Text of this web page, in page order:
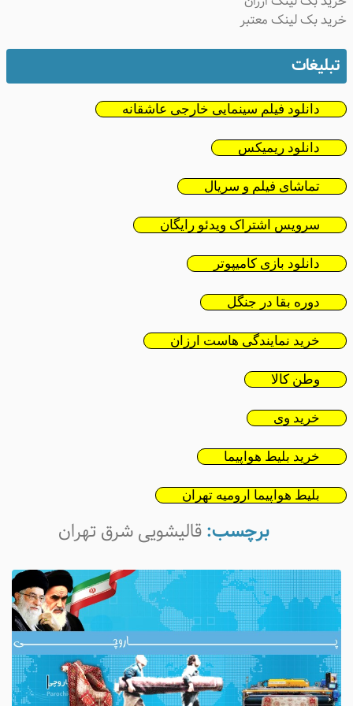
بک لینک معتبر
تبلیغات
دانلود فیلم سینمایی خارجی عاشقانه
دانلود ریمیکس
تماشای فیلم و سریال
سرویس اشتراک ویدئو رایگان
دانلود بازی کامیپوتر
دوره بقا در جنگل
خرید نمایندگی هاست ارزان
وطن کالا
خرید وی
خرید بلیط هواپیما
بلیط هواپیما ارومیه تهران
برچسب:قالیشویی شرق تهران